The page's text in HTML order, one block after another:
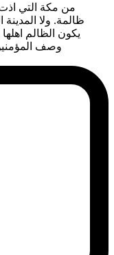
من مكة التي
ظالمة. ولا المدينة
يكون الظالم
وصف